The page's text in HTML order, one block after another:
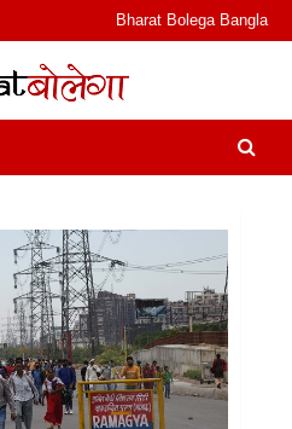
Bharat Bolega Bangla
बोलेगा
और फ़ीचर. भारत बोलेगा हिंदी न्यूज़ वेबसाइट
Podcast I जानकारी भी समझदारी भी